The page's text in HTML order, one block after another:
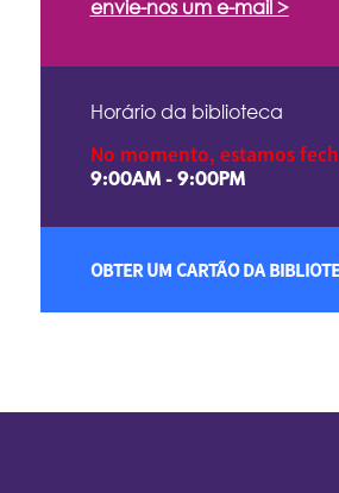
envie-nos um e-mail >
Horário da biblioteca
No momento, estamos
9:00AM - 9:00PM
OBTER UM CARTÃO DA